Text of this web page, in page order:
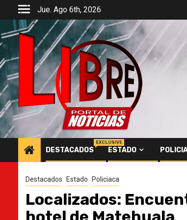
Saltar
contenido
Jue. Ago 6th, 2026
DESTACADOS
EXCLUSIVE
ESTADO
Destacados Estado Policiaca
Localizados: